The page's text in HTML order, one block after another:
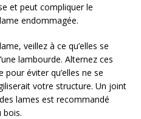
et peut compliquer le
endommagée.
veillez à ce qu’elles se
lambourde. Alternez ces
pour éviter qu’elles ne se
votre structure. Un joint
lames est recommandé
bois.